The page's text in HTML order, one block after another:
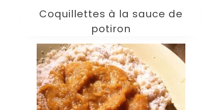
Coquillettes à la sauce de
potiron